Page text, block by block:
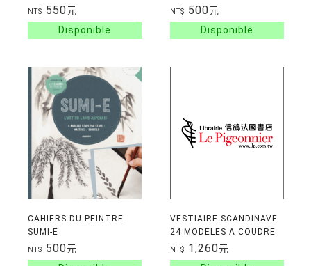
NT$ 550元 NT$ 500元
CAHIERS DU PEINTRE
SUMI-E
NT$ 500元
VESTIAIRE SCANDINAVE
24 MODELES A COUDRE
CHICS ET ESSENTIELS
PATRONS A TAILLE
NT$ 1,260元